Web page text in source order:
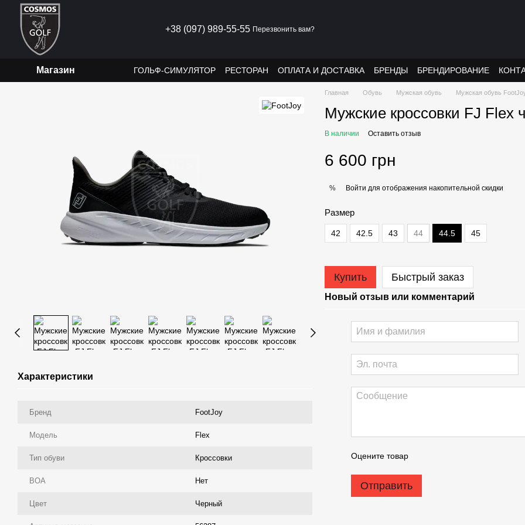
Перейти к основному контенту
+38 (097) 989-55-55 Перезвонить вам?
Магазин ГОЛЬФ-СИМУЛЯТОР РЕСТОРАН ОПЛАТА И ДОСТАВКА БРЕНДЫ БРЕНДИРОВАНИЕ
Характеристики
Бренд FootJoy
Модель Flex
Тип обуви Кроссовки
ВОА Нет
Цвет Черный
Главная Обувь Мужская обувь Мужская обувь
Мужские кроссовки FJ Flex
В наличии Оставить отзыв
6 600 грн
% Войти для отображения накопительной скидки
Размер
42 42.5 43 44 44.5 45
Купить Быстрый заказ
Новый отзыв или комментарий
Оцените товар
Отправить